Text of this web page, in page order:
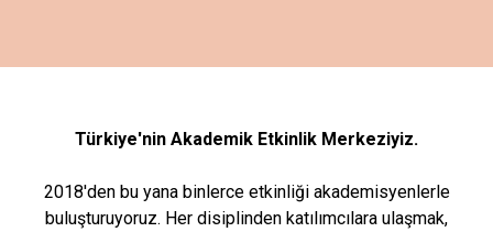
Türkiye'nin Akademik Etkinlik Merkeziyiz.
2018'den bu yana binlerce etkinliği akademisyenlerle
buluşturuyoruz. Her disiplinden katılımcılara ulaşmak,